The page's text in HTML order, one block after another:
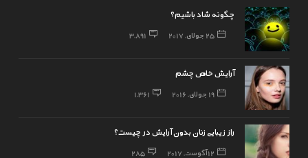
چگونه شاد باشیم؟
25 جولای, 2017 3,891
آرایش خاص چشم
19 جولای, 2016 1,361
راز زیبایی زنان بدون آرایش در چیست؟
12 آگوست, 2017 285